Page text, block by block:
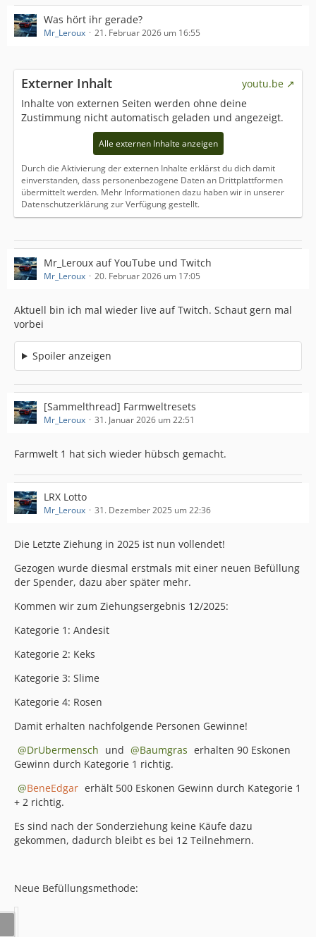
Was hört ihr gerade?
Mr_Leroux 21. Februar 2026 um 16:55
Externer Inhalt
youtu.be
Inhalte von externen Seiten werden ohne deine
Zustimmung nicht automatisch geladen und angezeigt.
Alle externen Inhalte anzeigen
Durch die Aktivierung der externen Inhalte erklärst du dich damit
einverstanden, dass personenbezogene Daten an Drittplattformen
übermittelt werden. Mehr Informationen dazu haben wir in unserer
Datenschutzerklärung zur Verfügung gestellt.
Mr_Leroux auf YouTube und Twitch
Mr_Leroux 20. Februar 2026 um 17:05
Aktuell bin ich mal wieder live auf Twitch. Schaut gern mal
vorbei
Spoiler anzeigen
[Sammelthread] Farmweltresets
Mr_Leroux 31. Januar 2026 um 22:51
Farmwelt 1 hat sich wieder hübsch gemacht.
LRX Lotto
Mr_Leroux 31. Dezember 2025 um 22:36
Die Letzte Ziehung in 2025 ist nun vollendet!
Gezogen wurde diesmal erstmals mit einer neuen Befüllung
der Spender, dazu aber später mehr.
Kommen wir zum Ziehungsergebnis 12/2025:
Kategorie 1: Andesit
Kategorie 2: Keks
Kategorie 3: Slime
Kategorie 4: Rosen
Damit erhalten nachfolgende Personen Gewinne!
DrUbermensch und Baumgras erhalten 90 Eskonen
Gewinn durch Kategorie 1 richtig.
BeneEdgar erhält 500 Eskonen Gewinn durch Kategorie 1
+ 2 richtig.
Es sind nach der Sonderziehung keine Käufe dazu
gekommen, dadurch bleibt es bei 12 Teilnehmern.
Neue Befüllungsmethode: